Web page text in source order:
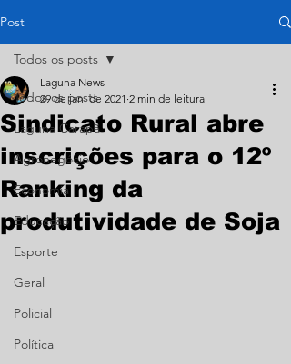
Post
Todos os posts
Laguna Carapã
Agronegócio
Economia
Educação
Esporte
Geral
Policial
Política
Todos os posts
Sindicato Rural abre
inscrições para o 12º
Ranking da
produtividade de Soja
Laguna News
29 de jan. de 2021 2 min de leitura